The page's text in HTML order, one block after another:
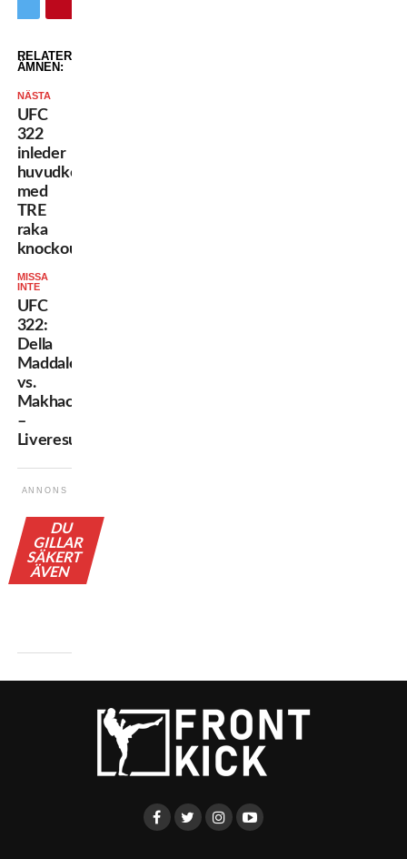
RELATERADE
ÄMNEN:
NÄSTA
UFC
322
inleder
huvudkortet
med
TRE
raka
knockoutvinster!
MISSA
INTE
UFC
322:
Della
Maddalena
vs.
Makhachev
–
Liveresultat
ANNONS
DU
GILLAR
SÄKERT
ÄVEN